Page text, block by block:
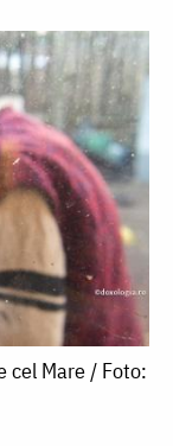
cel Mare / Foto: